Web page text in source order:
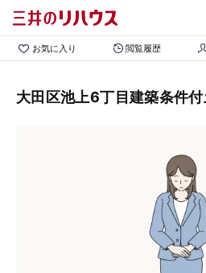
お気に入り 閲覧履歴
大田区池上6丁目建築条件